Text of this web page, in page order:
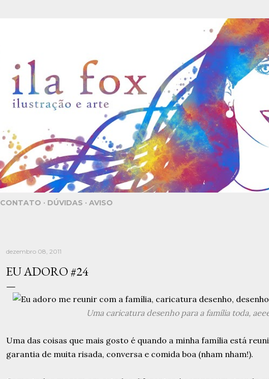
CONTATO DÚVIDAS AVISO
dezembro 08, 2011
EU ADORO #24
Uma caricatura desenho para a família toda,
Uma das coisas que mais gosto é quando a minha família está
garantia de muita risada, conversa e comida boa (nham nham!).